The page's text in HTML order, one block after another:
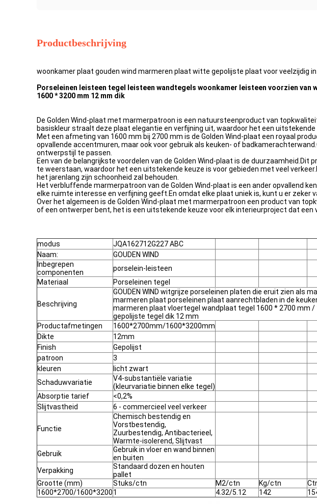
Productbeschrijving
woonkamer plaat gouden wind marmeren plaat witte gepolijste plaat voor veelzijdig
Porseleinen leisteen tegel leisteen wandtegels woonkamer leisteen voorzien
1600 * 3200 mm 12 mm dik
De Golden Wind-plaat met marmerpatroon is een natuursteenproduct van
basiskleur straalt deze plaat elegantie en verfijning uit, waardoor het een
Met een afmeting van 1600 mm bij 2700 mm is de Golden Wind-plaat een royaal
opvallende accentmuren, maar ook voor gebruik als keuken- of
ontwerpstijl te passen.
Een van de belangrijkste voordelen van de Golden Wind-plaat is de
te weerstaan, waardoor het een uitstekende keuze is voor gebieden met veel
het jarenlang zijn schoonheid zal behouden.
Het verbluffende marmerpatroon van de Golden Wind-plaat is een ander opvallend
elke ruimte interesse en verfijning geeft.En omdat elke plaat uniek is, kunt u er
Over het algemeen is de Golden Wind-plaat met marmerpatroon een product van
of een ontwerper bent, het is een uitstekende keuze voor elk interieurproject dat een
modus
JQA162712G227 ABC
Naam:
GOUDEN WIND
Inbegrepen
componenten
porselein-leisteen
Materiaal
Porseleinen tegel
Beschrijving
GOUDEN WIND witgrijze porseleinen platen die eruit zien als
marmeren plaat porseleinen plaat aanrechtbladen in de
marmeren plaat vloertegel wandplaat tegel 1600 * 2700 mm /
gepolijste tegel dik 12 mm
Productafmetingen
1600*2700mm/1600*3200mm
Dikte
12mm
Finish
Gepolijst
patroon
3
kleuren
licht zwart
Schaduwvariatie
V4-substantiële variatie
(kleurvariatie binnen elke tegel)
Absorptie tarief
<0,2%
Slijtvastheid
6 - commercieel veel verkeer
Functie
Chemisch bestendig en
Vorstbestendig,
Zuurbestendig, Antibacterieel,
Warmte-isolerend, Slijtvast
Gebruik
Gebruik in vloer en wand binnen
en buiten
Verpakking
Standaard dozen en houten
pallet
Grootte (mm)
Stuks/ctn M2/ctn Kg/ctn
1600*2700/1600*32001 4.32/5.12 142